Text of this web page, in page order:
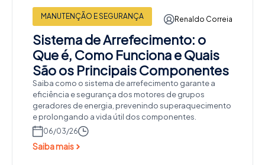
MANUTENÇÃO E SEGURANÇA Renaldo Correia
Sistema de Arrefecimento: o
Que é, Como Funciona e Quais
São os Principais Componentes
Saiba como o sistema de arrefecimento garante a
eficiência e segurança dos motores de grupos
geradores de energia, prevenindo superaquecimento
e prolongando a vida útil dos componentes.
06/03/26
Saiba mais